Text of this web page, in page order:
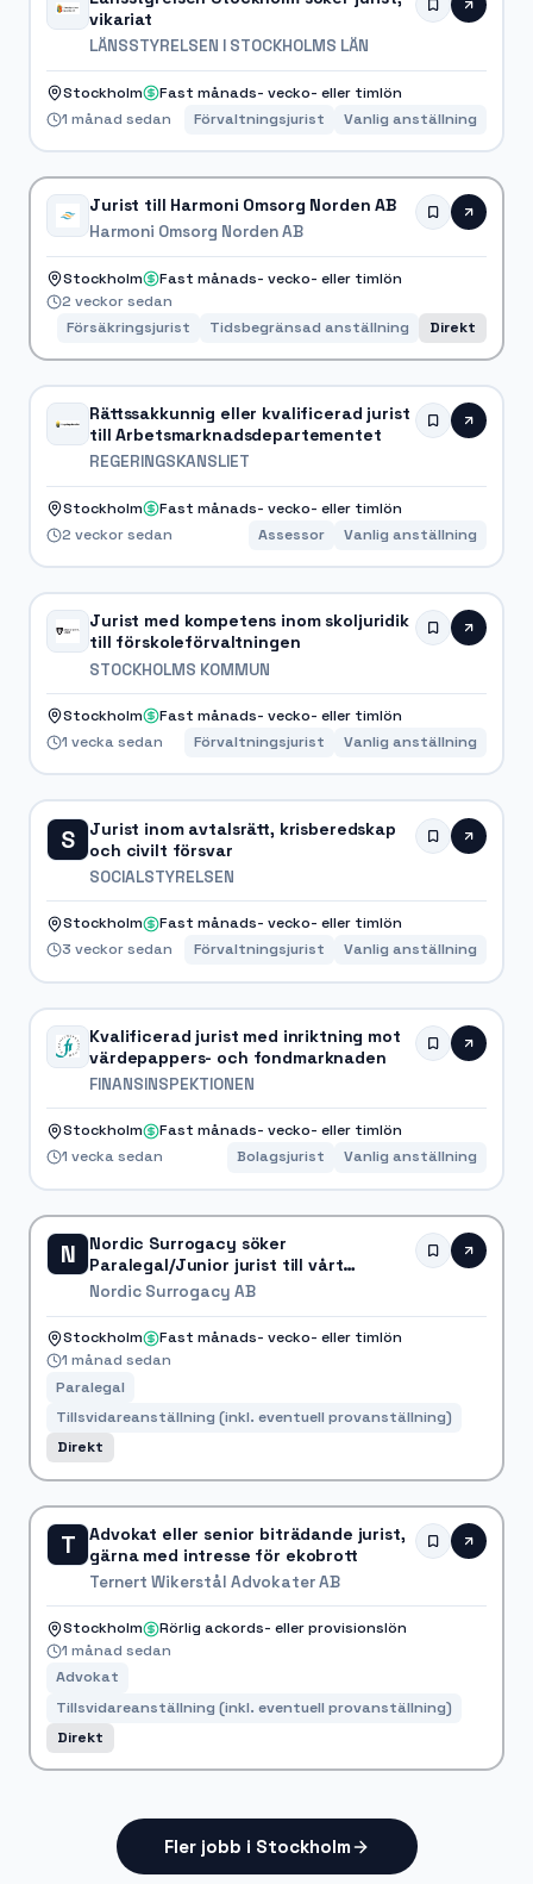
vikariat
LÄNSSTYRELSEN I STOCKHOLMS LÄN
Stockholm
Fast månads- vecko- eller timlön
1 månad sedan
Förvaltningsjurist Vanlig anställning
Jurist till Harmoni Omsorg Norden AB
Harmoni Omsorg Norden AB
Stockholm
Fast månads- vecko- eller timlön
2 veckor sedan
Försäkringsjurist
Tidsbegränsad anställning Direkt
Rättssakkunnig eller kvalificerad jurist
till Arbetsmarknadsdepartementet
REGERINGSKANSLIET
Stockholm
Fast månads- vecko- eller timlön
2 veckor sedan
Assessor Vanlig anställning
Jurist med kompetens inom skoljuridik
till förskoleförvaltningen
STOCKHOLMS KOMMUN
Stockholm
Fast månads- vecko- eller timlön
1 vecka sedan
Förvaltningsjurist Vanlig anställning
S
Jurist inom avtalsrätt, krisberedskap
och civilt försvar
SOCIALSTYRELSEN
Stockholm
Fast månads- vecko- eller timlön
3 veckor sedan
Förvaltningsjurist Vanlig anställning
Kvalificerad jurist med inriktning mot
värdepappers- och fondmarknaden
FINANSINSPEKTIONEN
Stockholm
Fast månads- vecko- eller timlön
1 vecka sedan
Bolagsjurist Vanlig anställning
N
Nordic Surrogacy söker
Paralegal/Junior jurist till vårt
Stockholmskontor
Nordic Surrogacy AB
Stockholm
Fast månads- vecko- eller timlön
1 månad sedan
Paralegal
Tillsvidareanställning (inkl. eventuell provanställning)
Direkt
T
Advokat eller senior biträdande jurist,
gärna med intresse för ekobrott
Ternert Wikerstål Advokater AB
Stockholm
Rörlig ackords- eller provisionslön
1 månad sedan
Advokat
Tillsvidareanställning (inkl. eventuell provanställning)
Direkt
Fler jobb i Stockholm